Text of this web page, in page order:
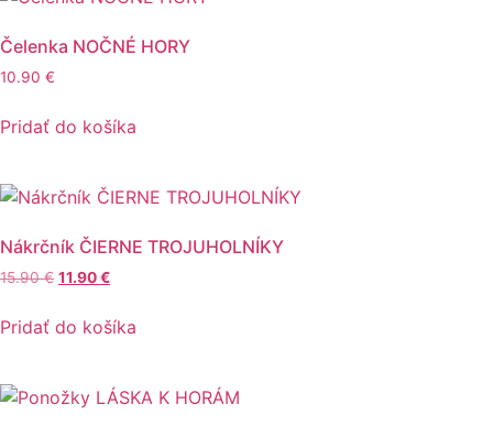
Čelenka NOČNÉ HORY
10.90 €
Pridať do košíka
Nákrčník ČIERNE TROJUHOLNÍKY
15.90€ Pôvodná
bola:
11.90€Aktuálna
je:
Pridať do košíka